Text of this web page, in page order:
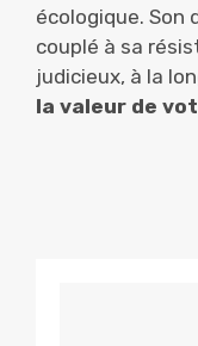
écologique. Son
couplé à sa
judicieux, à la
la valeur de